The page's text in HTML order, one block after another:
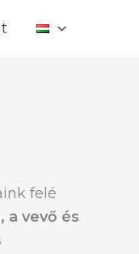
felé
a vevő és